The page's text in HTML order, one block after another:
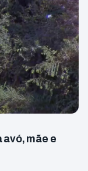
mãe e